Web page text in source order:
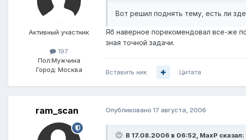
Активный участник
197
Пол:Мужчина
Город: Москва
Вот решил поднять тему, есть ли
Яб наверное порекомендовал все-же
зная точной задачи.
Вставить ник Цитата
ram_scan Опубликовано 17 августа, 2006
В 17.08.2006 в 06:52, MaxP сказал: